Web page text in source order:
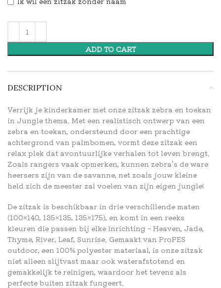
ADD TO CART
DESCRIPTION
Verrijk je kinderkamer met onze zitzak zebra en toekan
in Jungle thema. Met een realistisch ontwerp van een
zebra en toekan, ondersteund door een prachtige
achtergrond van palmbomen, vormt deze zitzak een
relax plek dat avontuurlijke verhalen tot leven brengt.
Zoals rangers vaak opmerken, kunnen zebra’s de ware
heersers zijn van de savanne, net zoals jouw kleine
held zich de meester zal voelen van zijn eigen jungle!
De zitzak is beschikbaar in drie verschillende maten
(100×140, 135×135, 135×175), en komt in een reeks
kleuren die passen bij elke inrichting – Heaven, Jade,
Thyme, River, Leaf, Sunrise. Gemaakt van ProPES
outdoor, een 100% polyester materiaal, is onze zitzak
niet alleen slijtvast maar ook waterafstotend en
gemakkelijk te reinigen, waardoor het tevens als
perfecte buiten zitzak fungeert.